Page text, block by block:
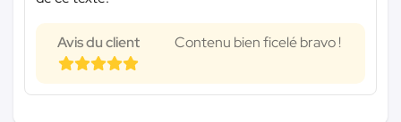
Avis du client Contenu bien ficelé bravo !